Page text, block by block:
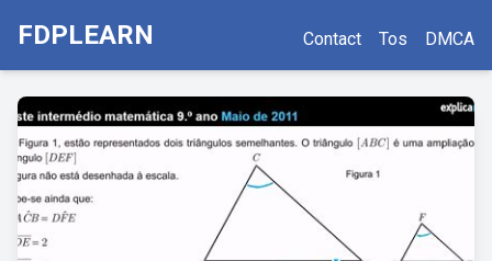
FDPLEARN Contact Tos DMCA